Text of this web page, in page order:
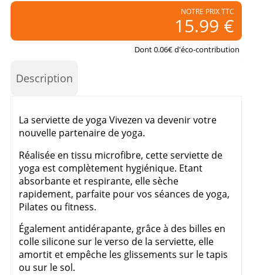
NOTRE PRIX TTC
15.99 €
Dont 0.06€ d'éco-contribution
Description
La serviette de yoga Vivezen va devenir votre
nouvelle partenaire de yoga.
Réalisée en tissu microfibre, cette serviette de
yoga est complètement hygiénique. Etant
absorbante et respirante, elle sèche
rapidement, parfaite pour vos séances de yoga,
Pilates ou fitness.
Également antidérapante, grâce à des billes en
colle silicone sur le verso de la serviette, elle
amortit et empêche les glissements sur le tapis
ou sur le sol.